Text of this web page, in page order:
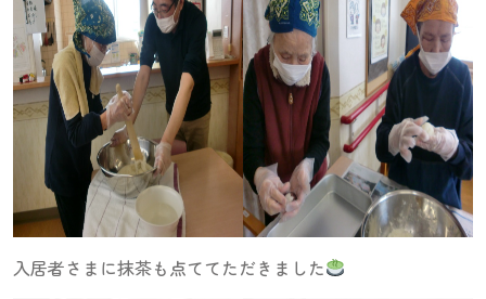
入居者さまに抹茶も点ててただきました